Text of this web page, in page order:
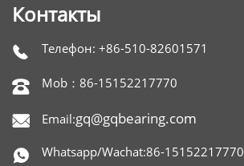
Контакты
 Телефон: +86-510-82601571
 Mob：86-15152217770
 Email:gq@gqbearing.com
 Whatsapp/Wachat:86-15152217770